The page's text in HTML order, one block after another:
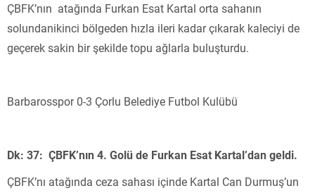
ÇBFK’nın atağında Furkan Esat Kartal orta sahanın
solundanikinci bölgeden hızla ileri kadar çıkarak kaleciyi de
geçerek sakin bir şekilde topu ağlarla buluşturdu.
Barbarosspor 0-3 Çorlu Belediye Futbol Kulübü
Dk: 37: ÇBFK’nın 4. Golü de Furkan Esat Kartal’dan geldi.
ÇBFK’nı atağında ceza sahası içinde Kartal Can Durmuş’un